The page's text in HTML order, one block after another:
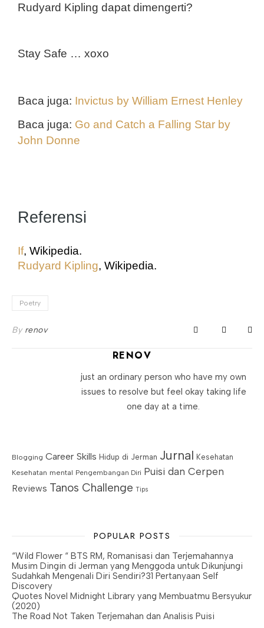
Rudyard Kipling dapat dimengerti?
Stay Safe … xoxo
Baca juga: Invictus by William Ernest Henley
Baca juga: Go and Catch a Falling Star by
John Donne
Referensi
If, Wikipedia.
Rudyard Kipling, Wikipedia.
Poetry
By renov
RENOV
just an ordinary person who have my own
issues to resolve but feel okay taking life
one day at a time.
Blogging Career Skills Hidup di Jerman Jurnal Kesehatan
Kesehatan mental Pengembangan Diri Puisi dan Cerpen
Reviews Tanos Challenge Tips
POPULAR POSTS
“Wild Flower “ BTS RM, Romanisasi dan Terjemahannya
Musim Dingin di Jerman yang Menggoda untuk Dikunjungi
Sudahkah Mengenali Diri Sendiri?31 Pertanyaan Self
Discovery
Quotes Novel Midnight Library yang Membuatmu Bersyukur
(2020)
The Road Not Taken Terjemahan dan Analisis Puisi